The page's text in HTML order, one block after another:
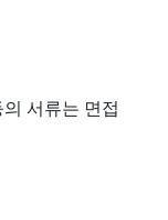
서류는 면접